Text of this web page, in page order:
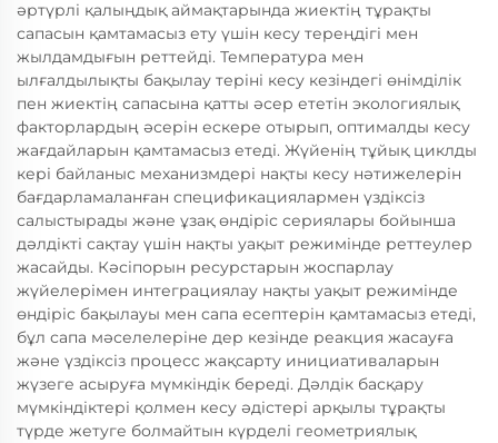
әртүрлі қалыңдық аймақтарында жиектің тұрақты
сапасын қамтамасыз ету үшін кесу тереңдігі мен
жылдамдығын реттейді. Температура мен
ылғалдылықты бақылау теріні кесу кезіндегі өнімділік
пен жиектің сапасына қатты әсер ететін экологиялық
факторлардың әсерін ескере отырып, оптималды кесу
жағдайларын қамтамасыз етеді. Жүйенің тұйық циклды
кері байланыс механизмдері нақты кесу нәтижелерін
бағдарламаланған спецификациялармен үздіксіз
салыстырады және ұзақ өндіріс сериялары бойынша
дәлдікті сақтау үшін нақты уақыт режимінде реттеулер
жасайды. Кәсіпорын ресурстарын жоспарлау
жүйелерімен интеграциялау нақты уақыт режимінде
өндіріс бақылауы мен сапа есептерін қамтамасыз етеді,
бұл сапа мәселелеріне дер кезінде реакция жасауға
және үздіксіз процесс жақсарту инициативаларын
жүзеге асыруға мүмкіндік береді. Дәлдік басқару
мүмкіндіктері қолмен кесу әдістері арқылы тұрақты
түрде жетуге болмайтын күрделі геометриялық